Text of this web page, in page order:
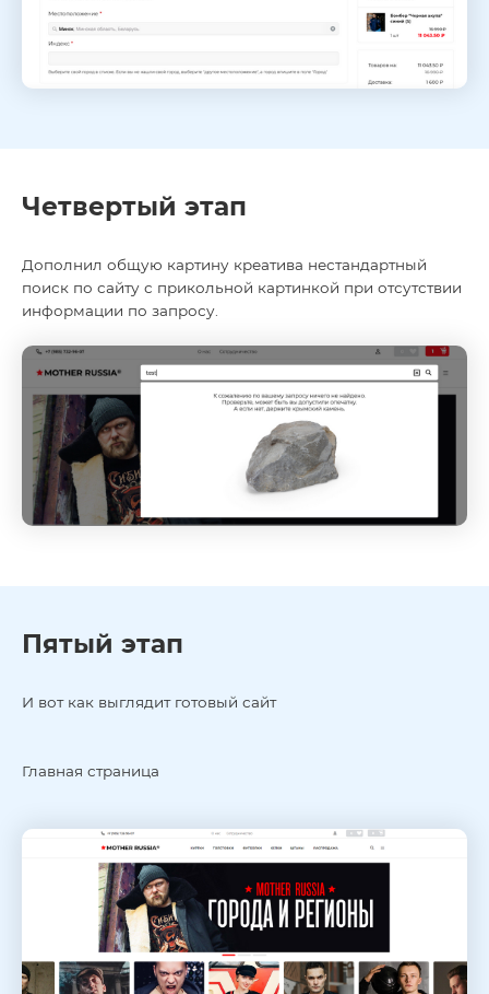
Четвертый этап
Дополнил общую картину креатива нестандартный
поиск по сайту с прикольной картинкой при отсутствии
информации по запросу.
Пятый этап
И вот как выглядит готовый сайт
Главная страница